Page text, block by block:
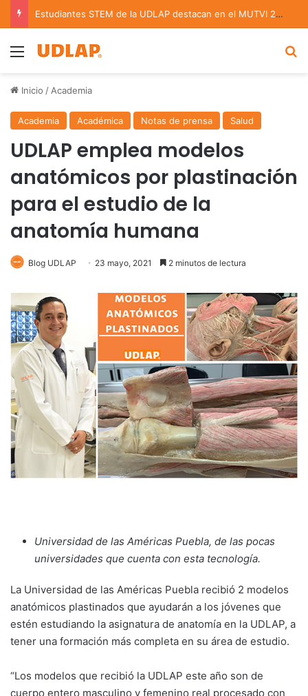
Estudiantes STEM de la UDLAP destacan en el MUTVI 2026
Menu
Inicio / Academia
Academia Académica Notas de prensa Salud
UDLAP emplea modelos
anatómicos por plastinación
para el estudio de la
anatomía humana
Blog UDLAP 23 mayo, 2021 2 minutos de lectura
Universidad de las Américas Puebla, de las pocas
universidades que cuenta con esta tecnología.
La Universidad de las Américas Puebla recibió 2 modelos
anatómicos plastinados que ayudarán a los jóvenes que
estén estudiando la asignatura de anatomía en la UDLAP, a
tener una formación más completa en su área de estudio.
“Los modelos que recibió la UDLAP este año son de
cuerpo entero masculino y femenino real procesado con